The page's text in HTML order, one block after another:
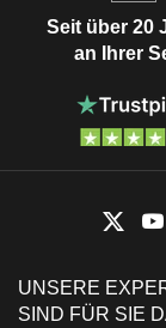
Seit über 20
an Ihrer
UNSERE
SIND FÜR SIE